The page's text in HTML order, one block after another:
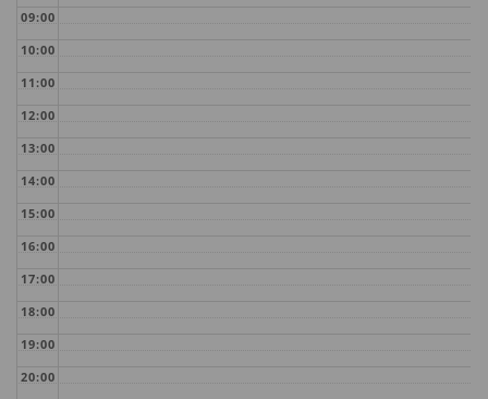
09:00
10:00
11:00
12:00
13:00
14:00
15:00
16:00
17:00
18:00
19:00
20:00